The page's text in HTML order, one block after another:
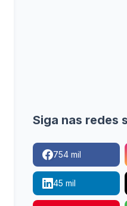
Siga nas redes
754 mil
45 mil